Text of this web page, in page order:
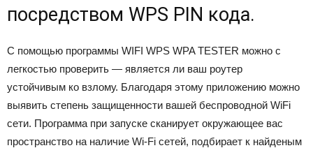
посредством WPS PIN кода.
С помощью программы WIFI WPS WPA TESTER можно с
легкостью проверить — является ли ваш роутер
устойчивым ко взлому. Благодаря этому приложению можно
выявить степень защищенности вашей беспроводной WiFi
сети. Программа при запуске сканирует окружающее вас
пространство на наличие Wi-Fi сетей, подбирает к найденым